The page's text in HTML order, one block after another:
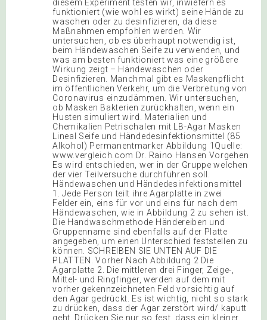
diesem Experiment testen wir, inwiefern es
funktioniert (wie wohl es wirkt) seine Hände zu
waschen oder zu desinfizieren, da diese
Maßnahmen empfohlen werden. Wir
untersuchen, ob es überhaupt notwendig ist,
beim Händewaschen Seife zu verwenden, und
was am besten funktioniert was eine größere
Wirkung zeigt – Händewaschen oder
Desinfizieren. Manchmal gibt es Maskenpflicht
im öffentlichen Verkehr, um die Verbreitung von
Coronavirus einzudämmen. Wir untersuchen,
ob Masken Bakterien zurückhalten, wenn ein
Husten simuliert wird. Materialien und
Chemikalien Petrischalen mit LB-Agar Masken
Lineal Seife und Händedesinfektionsmittel (85
Alkohol) Permanentmarker Abbildung 1Quelle:
www.vergleich.com Dr. Raino Hansen Vorgehen
Es wird entschieden, wer in der Gruppe welchen
der vier Teilversuche durchführen soll.
Händewaschen und Händedesinfektionsmittel
1. Jede Person teilt ihre Agarplatte in zwei
Felder ein, eins für vor und eins für nach dem
Händewaschen, wie in Abbildung 2 zu sehen ist.
Die Handwaschmethode Händereiben und
Gruppenname sind ebenfalls auf der Platte
angegeben, um einen Unterschied feststellen zu
können. SCHREIBEN SIE UNTEN AUF DIE
PLATTEN. Vorher Nach Abbildung 2 Die
Agarplatte 2. Die mittleren drei Finger, Zeige-,
Mittel- und Ringfinger, werden auf dem mit
vorher gekennzeichneten Feld vorsichtig auf
den Agar gedrückt. Es ist wichtig, nicht so stark
zu drücken, dass der Agar zerstört wird/ kaputt
geht. Drücken Sie nur so fest, dass ein kleiner